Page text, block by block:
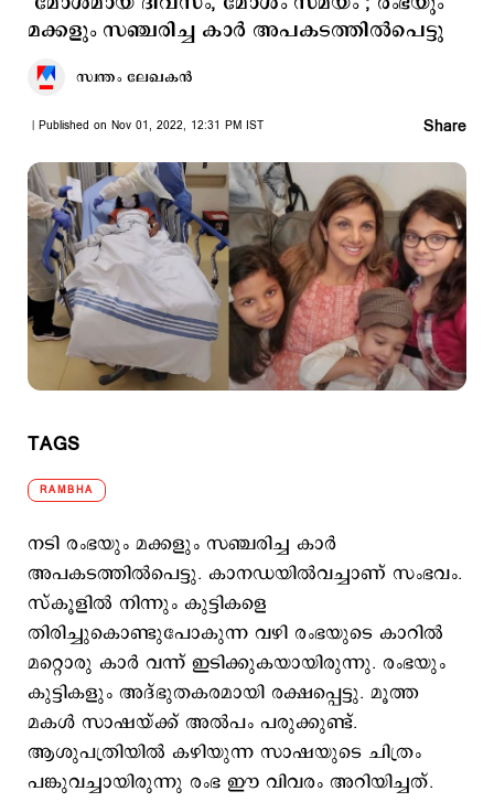
മക്കളും സഞ്ചരിച്ച കാർ അപകടത്തിൽപെട്ടു
സ്വന്തം ലേഖകൻ
Published on Nov 01, 2022, 12:31 PM IST Share
TAGS
RAMBHA
നടി രംഭയും മക്കളും സഞ്ചരിച്ച കാർ
അപകടത്തിൽപെട്ടു. കാനഡയിൽവച്ചാണ് സംഭവം.
സ്കൂളിൽ നിന്നും കുട്ടികളെ
തിരിച്ചുകൊണ്ടുപോകുന്ന വഴി രംഭയുടെ കാറിൽ
മറ്റൊരു കാർ വന്ന് ഇടിക്കുകയായിരുന്നു. രംഭയും
കുട്ടികളും അദ്ഭുതകരമായി രക്ഷപ്പെട്ടു. മൂത്ത
മകൾ സാഷയ്ക്ക് അൽപം പരുക്കുണ്ട്.
ആശുപത്രിയിൽ കഴിയുന്ന സാഷയുടെ ചിത്രം
പങ്കുവച്ചായിരുന്നു രംഭ ഈ വിവരം അറിയിച്ചത്.